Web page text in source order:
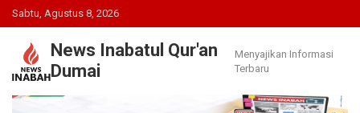
Skip
to
content
Sabtu, Agustus 8, 2026
News Inabatul Qur'an
Dumai
Menyajikan Informasi
Terbaru